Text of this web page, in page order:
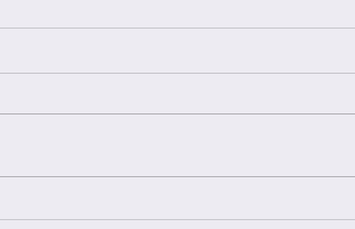
VERWENDET IHR